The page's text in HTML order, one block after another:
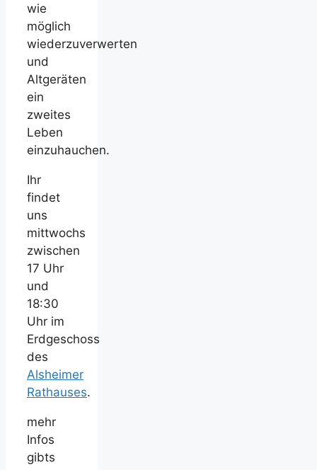
wie
möglich
wiederzuverwerten
und
Altgeräten
ein
zweites
Leben
einzuhauchen.
Ihr
findet
uns
mittwochs
zwischen
17 Uhr
und
18:30
Uhr im
Erdgeschoss
des
Alsheimer
Rathauses.
mehr
Infos
gibts